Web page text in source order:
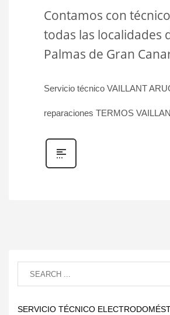
Contamos con
todas las localidades
Palmas de Gran
Servicio técnico VAILLANT
reparaciones TERMOS
SERVICIO TÉCNICO